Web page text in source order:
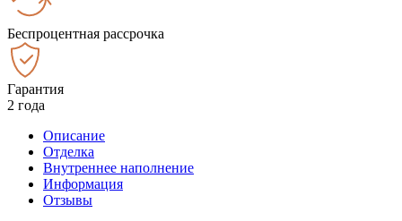
Беспроцентная рассрочка
Гарантия
2 года
Описание
Отделка
Внутреннее наполнение
Информация
Отзывы